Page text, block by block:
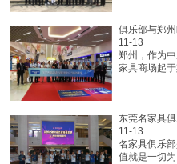
俱乐部与郑
11-13
郑州，作为
家具商场起
东莞名家具
11-13
名家具俱乐
值就是一切